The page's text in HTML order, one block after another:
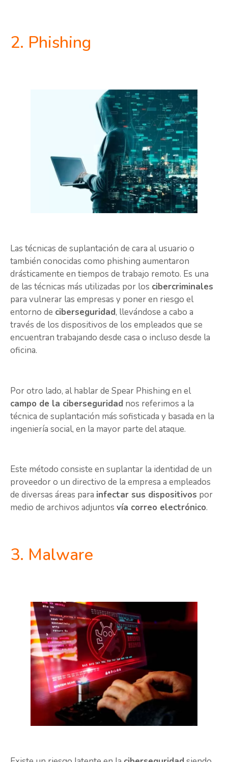
2. Phishing
Las técnicas de suplantación de cara al usuario o
también conocidas como phishing aumentaron
drásticamente en tiempos de trabajo remoto. Es una
de las técnicas más utilizadas por los cibercriminales
para vulnerar las empresas y poner en riesgo el
entorno de ciberseguridad, llevándose a cabo a
través de los dispositivos de los empleados que se
encuentran trabajando desde casa o incluso desde la
oficina.
Por otro lado, al hablar de Spear Phishing en el
campo de la ciberseguridad nos referimos a la
técnica de suplantación más sofisticada y basada en la
ingeniería social, en la mayor parte del ataque.
Este método consiste en suplantar la identidad de un
proveedor o un directivo de la empresa a empleados
de diversas áreas para infectar sus dispositivos por
medio de archivos adjuntos vía correo electrónico.
3. Malware